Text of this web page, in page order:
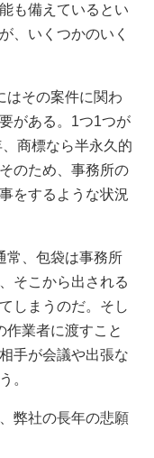
も備えているとい
、いくつかのいく
その案件に関わ
がある。1つ1つが
商標なら半永久的
のため、事務所の
をするような状況
、包袋は事務所
そこから出される
しまうのだ。そし
作業者に渡すこと
手が会議や出張な
。
弊社の長年の悲願